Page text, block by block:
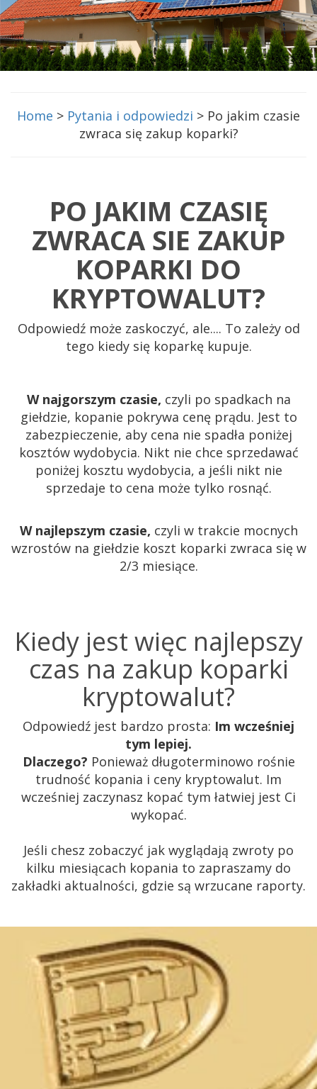
Home > Pytania i odpowiedzi > Po jakim czasie
zwraca się zakup koparki?
PO JAKIM CZASIĘ
ZWRACA SIE ZAKUP
KOPARKI DO
KRYPTOWALUT?
Odpowiedź może zaskoczyć, ale.... To zależy od
tego kiedy się koparkę kupuje.
W najgorszym czasie, czyli po spadkach na
giełdzie, kopanie pokrywa cenę prądu. Jest to
zabezpieczenie, aby cena nie spadła poniżej
kosztów wydobycia. Nikt nie chce sprzedawać
poniżej kosztu wydobycia, a jeśli nikt nie
sprzedaje to cena może tylko rosnąć.
W najlepszym czasie, czyli w trakcie mocnych
wzrostów na giełdzie koszt koparki zwraca się w
2/3 miesiące.
Kiedy jest więc najlepszy
czas na zakup koparki
kryptowalut?
Odpowiedź jest bardzo prosta: Im wcześniej
tym lepiej.
Dlaczego? Ponieważ długoterminowo rośnie
trudność kopania i ceny kryptowalut. Im
wcześniej zaczynasz kopać tym łatwiej jest Ci
wykopać.
Jeśli chesz zobaczyć jak wyglądają zwroty po
kilku miesiącach kopania to zapraszamy do
zakładki aktualności, gdzie są wrzucane raporty.